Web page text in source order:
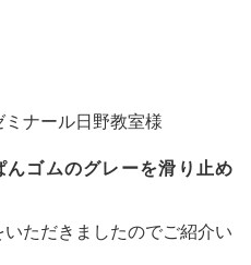
ナール日野教室様
んゴムのグレーを滑り止め
ただきましたのでご紹介い